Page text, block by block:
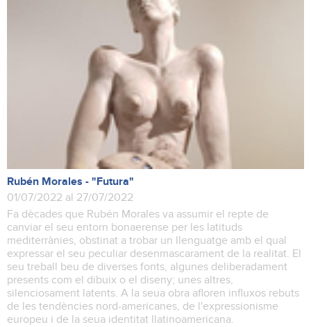
Rubén Morales - "Futura"
01/07/2022 al 27/07/2022
Fa dècades que Rubén Morales va assumir el repte de
canviar el seu entorn bonaerense per les latituds
mediterrànies, obstinat a trobar un llenguatge amb el qual
expressar el seu peculiar desenmascarament de la realitat. El
seu treball beu de diverses fonts, algunes deliberadament
presents com el dibuix o el diseny; unes altres,
silenciosament latents. A la seua obra afloren influxos rebuts
de les tendències nord-americanes, de l'expressionisme
europeu i de la seua identitat llatinoamericana.